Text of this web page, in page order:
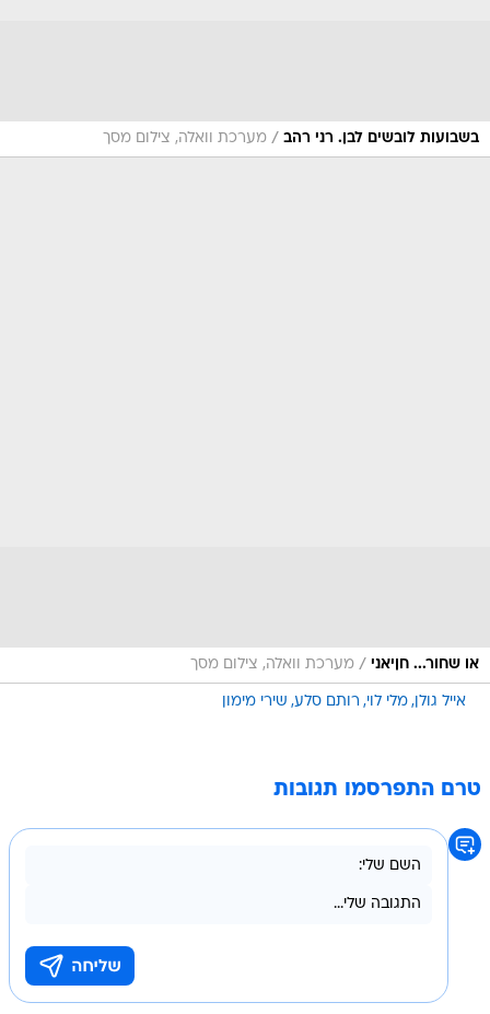
בשבועות לובשים לבן. רני רהב / מערכת וואלה, צילום מסך
או שחור... חןיאני / מערכת וואלה, צילום מסך
אייל גולן מלי לוי רותם סלע שירי מימון
טרם התפרסמו תגובות